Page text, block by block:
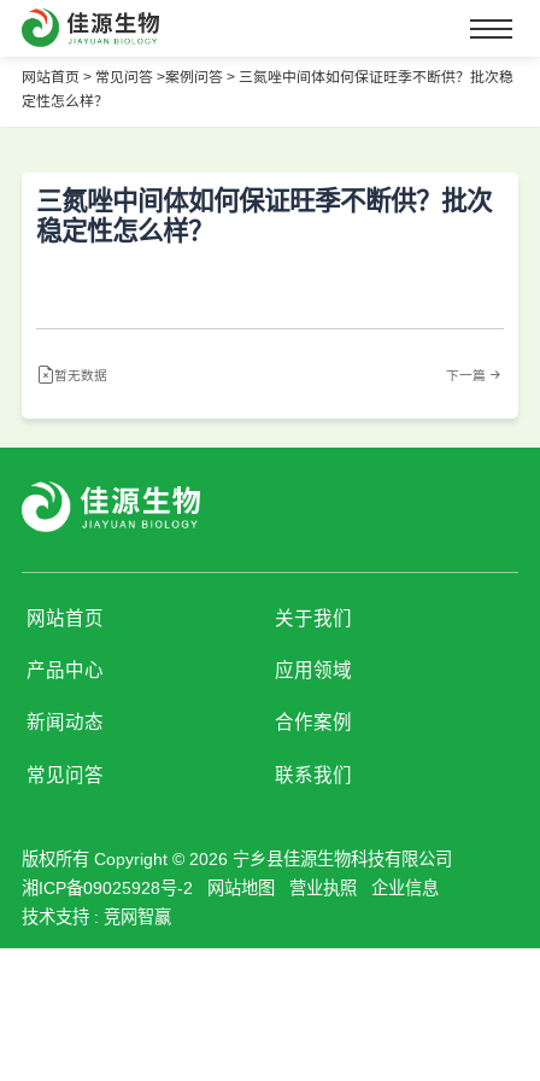
网站首页 > 常见问答 >案例问答 > 三氮唑中间体如何保证旺季不断供？批次稳
定性怎么样？
三氮唑中间体如何保证旺季不断供？批次
稳定性怎么样？
暂无数据 下一篇
网站首页 关于我们
产品中心 应用领域
新闻动态 合作案例
常见问答 联系我们
版权所有 Copyright © 2026 宁乡县佳源生物科技有限公司
湘ICP备09025928号-2
网站地图 营业执照
企业信息
技术支持 : 竞网智赢